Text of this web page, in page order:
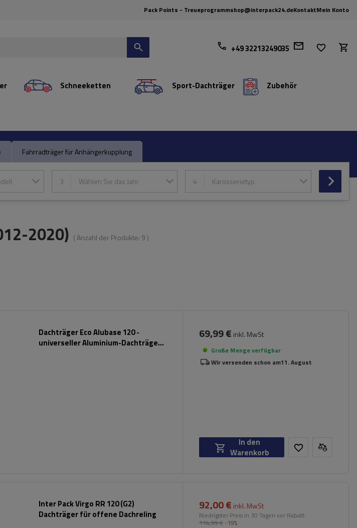
Pack Points - Treueprogrammshop@interpack24.deKontaktMein Konto
+49 32213249035
Schneeketten Sport-Dachträger Zubehör
Fahrradträger für Anhängerkupplung
3 Wählen Sie das Jahr 4 Karosserietyp
2020) ( Anzahl der Produkte: 9 )
Dachträger Eco Alubase 120 -
universeller Aluminium-Dachträger
69,99 € inkl. MwSt
Große Menge verfügbar
Wir versenden schon am11. August
In den
Warenkorb
Inter Pack Virgo RR 120 (G2)
Dachträger für offene Dachreling
92,00 € inkl. MwSt
Niedrigster Preis in 30 Tagen vor Rabatt:
114,99 € -19%